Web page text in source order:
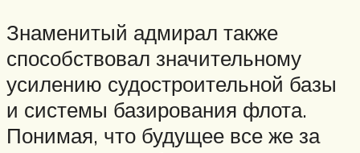
Знаменитый адмирал также
способствовал значительному
усилению судостроительной базы
и системы базирования флота.
Понимая, что будущее все же за